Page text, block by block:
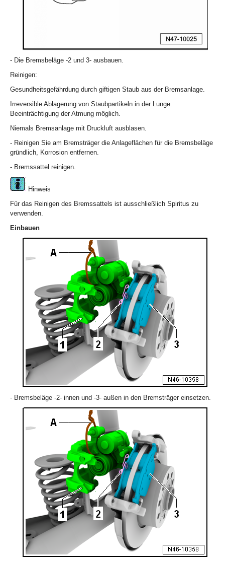
- Die Bremsbeläge -2 und 3- ausbauen.
Reinigen:
Gesundheitsgefährdung durch giftigen Staub aus der Bremsanlage.
Irreversible Ablagerung von Staubpartikeln in der Lunge.
Beeinträchtigung der Atmung möglich.
Niemals Bremsanlage mit Druckluft ausblasen.
- Reinigen Sie am Bremsträger die Anlageflächen für die Bremsbeläge
gründlich, Korrosion entfernen.
- Bremssattel reinigen.
Hinweis
Für das Reinigen des Bremssattels ist ausschließlich Spiritus zu
verwenden.
Einbauen
- Bremsbeläge -2- innen und -3- außen in den Bremsträger einsetzen.